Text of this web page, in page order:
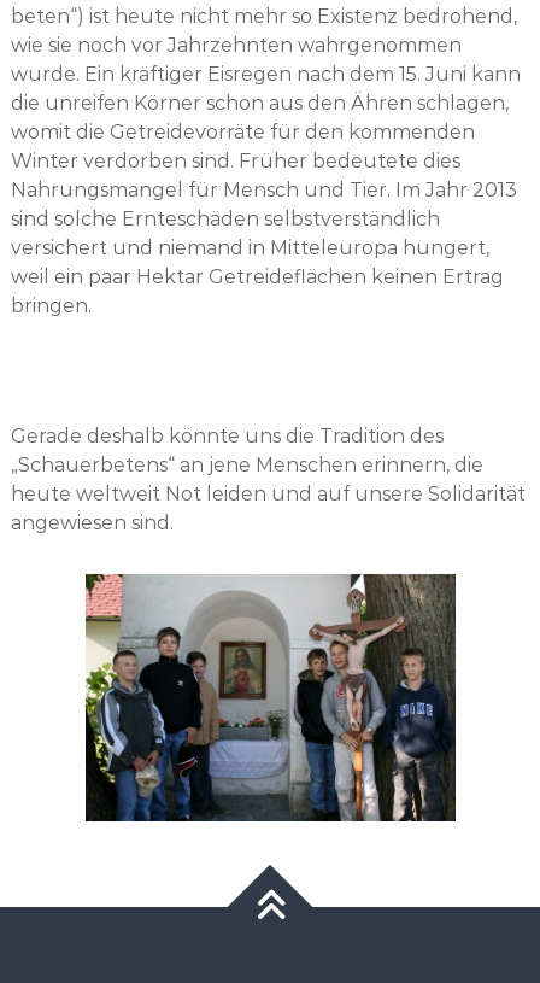
beten“) ist heute nicht mehr so Existenz bedrohend,
wie sie noch vor Jahrzehnten wahrgenommen
wurde. Ein kräftiger Eisregen nach dem 15. Juni kann
die unreifen Körner schon aus den Ähren schlagen,
womit die Getreidevorräte für den kommenden
Winter verdorben sind. Früher bedeutete dies
Nahrungsmangel für Mensch und Tier. Im Jahr 2013
sind solche Ernteschäden selbstverständlich
versichert und niemand in Mitteleuropa hungert,
weil ein paar Hektar Getreideflächen keinen Ertrag
bringen.
Gerade deshalb könnte uns die Tradition des
„Schauerbetens“ an jene Menschen erinnern, die
heute weltweit Not leiden und auf unsere Solidarität
angewiesen sind.